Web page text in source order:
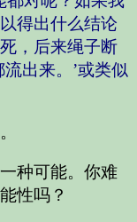
得出什么结论
，后来绳子断
出来。’或类似
种可能。你难
性吗？